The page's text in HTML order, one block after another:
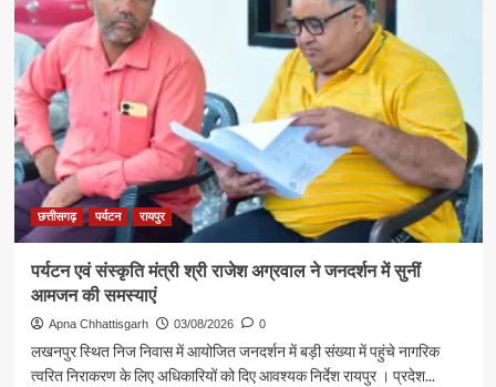
के
लिए
रवाना
विजेता
ज्ञानेश्वरी
यादव
शिक्षा
मंत्री
गजेंद्र
यादव
ने
की
छत्तीसगढ़ पर्यटन रायपुर
पर्यटन एवं संस्कृति मंत्री श्री राजेश अग्रवाल ने जनदर्शन में सुनीं
आमजन की समस्याएं
Apna Chhattisgarh 03/08/2026 0
लखनपुर स्थित निज निवास में आयोजित जनदर्शन में बड़ी संख्या में पहुंचे नागरिक
त्वरित निराकरण के लिए अधिकारियों को दिए आवश्यक निर्देश रायपुर । प्रदेश...